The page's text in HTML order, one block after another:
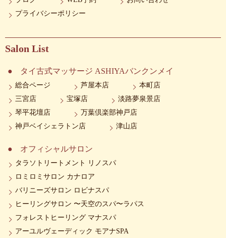
プライバシーポリシー
Salon List
タイ古式マッサージ ASHIYAバンクンメイ
総合ページ 芦屋本店
本町店
三宮店
宝塚店
淡路夢泉景店
琴平花壇店
万葉倶楽部神戸店
神戸ベイシェラトン店
津山店
オフィシャルサロン
タラソトリートメント リノスパ
ロミロミサロン カナロア
バリニーズサロン ロビナスパ
ヒーリングサロン 〜天空のスパ〜ラパス
フォレストヒーリング マナスパ
アーユルヴェーディック モアナSPA